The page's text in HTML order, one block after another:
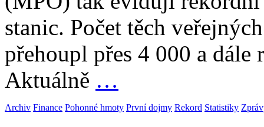
stanic. Počet těch
přehoupl přes 4 000 a
Aktuálně …
Archiv Finance Pohonné hmoty První dojmy Rekord Statistiky